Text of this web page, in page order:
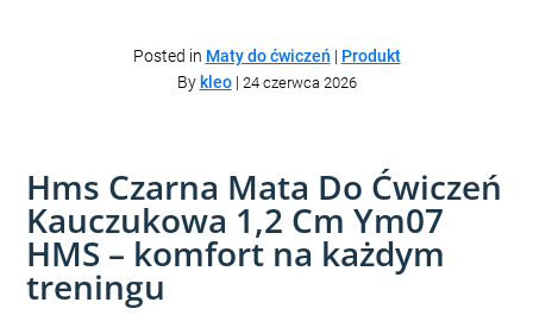
Posted in Maty do ćwiczeń | Produkt
By kleo| 24 czerwca 2026
Hms Czarna Mata Do Ćwiczeń
Kauczukowa 1,2 Cm Ym07
HMS – komfort na każdym
treningu